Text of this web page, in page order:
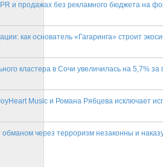
PR и продажах без рекламного бюджета на
как основатель «Гагаринга» строит
кластера в Сочи увеличилась на 5,7% за
Music и Романа Рябцева исключает
через терроризм незаконны и